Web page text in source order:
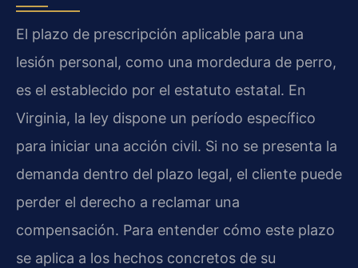
El plazo de prescripción aplicable para una
lesión personal, como una mordedura de perro,
es el establecido por el estatuto estatal. En
Virginia, la ley dispone un período específico
para iniciar una acción civil. Si no se presenta la
demanda dentro del plazo legal, el cliente puede
perder el derecho a reclamar una
compensación. Para entender cómo este plazo
se aplica a los hechos concretos de su